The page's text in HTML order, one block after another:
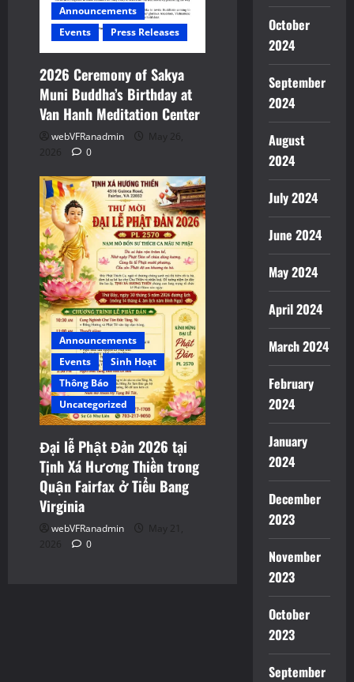
Announcements
Events
Press Releases
2026 Ceremony of Sakya
Muni Buddha’s Birthday at
Van Hanh Meditation Center
webVFRanadmin
May 26,
2026
0
Announcements
Events
Sinh Hoạt
Thông Báo
Uncategorized
Đại lễ Phật Đản 2026 tại
Tịnh Xá Hương Thiền trong
Quận Fairfax ở Tiểu Bang
Virginia
webVFRanadmin
May 21,
2026
0
October
2024
September
2024
August
2024
July 2024
June 2024
May 2024
April 2024
March 2024
February
2024
January
2024
December
2023
November
2023
October
2023
September